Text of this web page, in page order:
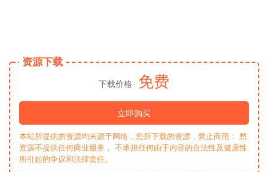
资源下载
下载价格 免费
立即购买
本站所提供的资源均来源于网络，您所下载的资源，禁止商用； 愁
资源不提供任何商业服务， 不承担任何由于内容的合法性及健康性
所引起的争议和法律责任。